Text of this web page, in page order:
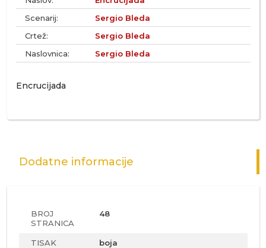
Scenarij:
Sergio Bleda
Crtež:
Sergio Bleda
Naslovnica:
Sergio Bleda
Encrucijada
Dodatne informacije
BROJ
STRANICA
48
TISAK boja